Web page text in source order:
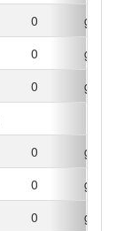
0
g
0
g
0
g
0
g
0
g
0
g